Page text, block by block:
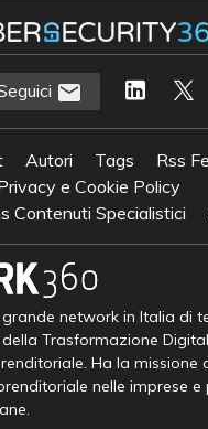
Autori Tags
Rss
e Cookie Policy
Contenuti Specialistici
grande network in Italia di
Trasformazione
Ha la missione
nelle imprese e